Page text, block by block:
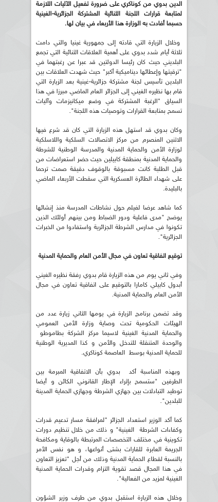
الدين بدوي من كوناكري على ضرورة تفعيل الآليات اللازمة
لمتابعة قرارات اللجنة الثنائية المشتركة الجزائرية-الغينية
حسبما أفادت به الوزارة هذا الأربعاء في بيان لها.
وخلال الزيارة التي قادته إلى جمهورية غينيا والتي دامت
ثلاثة أيام شدد بدوي على أهمية العلاقات الثنائية التي تجمع
البلديني حيث كان رئيسا الدولتين قد عبرا عن رغبتهما في
"ترقيتها وإعطائها ديناميكية أكبر" حيث شهدت العلاقات بين
البلدين تأسيس لجنة مشتركة جزائرية-غينية بعد الزيارة التي
قام بها نظيره الغيني إلى الجزائر العام الماضي مبرزا في هذا
السياق "الرغبة المشتركة في وضع ميكانيزمات وآليات
تسمح بمتابعة القرارات وتوصيات هذه اللجنة".
وكان بدوي قد استهل هذه الزيارة التي كان قد شرع فيها
الاثنين المنصرم من مركز الاتصالات السلكية واللاسلكية
لوزارة الأمن والحماية المدنية والمدرسة الوطنية للشرطة
والحماية المدنية بمنطقة كابيلين حيث حضر استعراضات من
قبل الطلبة كانت مسبوقة بالوقوف دقيقة صمت ترحما
على شهداء الطائرة العسكرية التي سقطت الأربعاء الماضي
بالبليدة.
كما شاهد عرضا لفيلم حول نشاطات المدرسة منذ إنشائها
يوضح "مدى فاعلية ودور الضباط ومن بينهم أولئك الذين
تكونوا في مدارس الشرطة الجزائرية واستفادوا من الخبرات
الجزائرية".
توقيع اتفاقية تعاون في مجال الأمن العام والحماية المدنية
وفي ثاني يوم من هذه الزيارة قام بدوي رفقة نظيره الغيني
أبدول كابيلي كامارا بالتوقيع على اتفاقية تعاون في مجال
الأمن العام والحماية المدنية.
وقد تضمن برنامج الزيارة في يومها الثاني زيارة عدد من
الهيئات الحكومية تحت وصاية وزارة الأمن العمومي
والحماية المدنية الغينية لاسيما مركز الشركة بطاموطو
والوحدة المتنقلة للتدخل والأمن و كذا المديرية الوطنية
للحماية المدنية بوسط العاصمة كوناكري.
وبهذه المناسبة أكد بدوي بأن الاتفاقية المبرمة بين
الطرفين "ستسمح بإثراء الإطار القانوني الكائن و أيضا
توطيد التبادلات بين جهازي الشرطة وجهازي الحماية المدينة
للبلدين".
كما أكد الوزير استعداد الجزائر "لمرافقة مسار تدعيم قدرات
وكفاءات الشرطة الغينية" و ذلك من خلال تنظيم دورات
تكوينية في مختلف التخصصات المرتبطة بالوقاية ومكافحة
الجريمة العابرة للقارات بشتى أنواعها، و هو نفس الأمر
بالنسبة لقطاع الحماية المدنية وذلك من أجل "تعزيز التعاون
في هذا المجال قصد تقوية التزام وقدرات الحماية المدنية
الغينية لمزيد من الفعالية".
وخلال هذه الزيارة استقبل بدوي من طرف وزير الشؤون